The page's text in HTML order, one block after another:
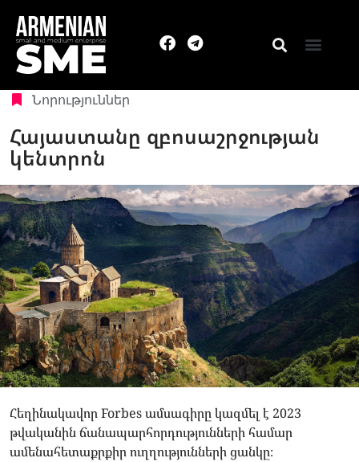
Նորություններ
Հայաստանը զբոսաշրջության
կենտրոն
Հեղինակավոր Forbes ամսագիրը կազմել է 2023
թվականին ճանապարհորդությունների համար
ամենահետաքրքիր ուղղությունների ցանկը։